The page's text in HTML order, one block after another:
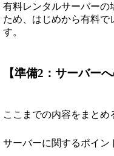
有料レンタルサーバーの
ため、はじめから有料で
す。
【準備2：サーバー
ここまでの内容をまとめ
サーバーに関するポイン